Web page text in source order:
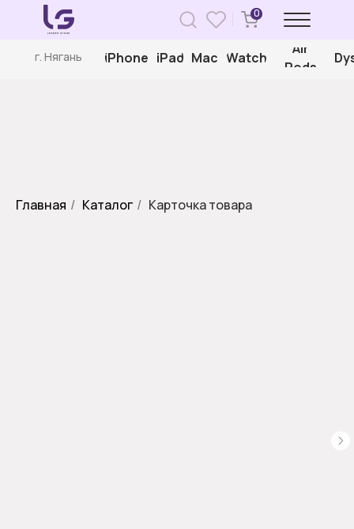
0
iPhone iPad Mac Watch
Air
Pods
г. Нягань
Главная / Каталог / Карточка товара